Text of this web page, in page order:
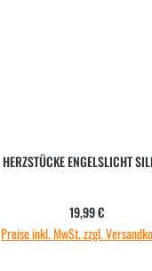
HERZSTÜCKE ENGELSLICHT
Regulärer
19,99 €
Preise inkl. MwSt. zzgl.